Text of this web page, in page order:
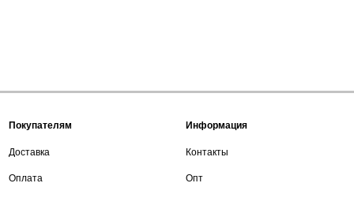
Покупателям
Доставка
Оплата
Информация
Контакты
Опт